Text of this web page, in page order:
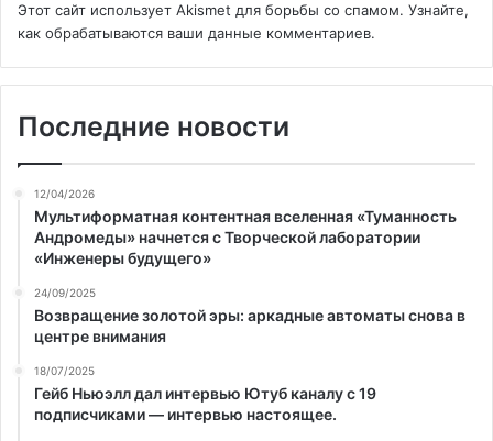
Этот сайт использует Akismet для борьбы со спамом. Узнайте,
как обрабатываются ваши данные комментариев.
Последние новости
12/04/2026
Мультиформатная контентная вселенная «Туманность
Андромеды» начнется с Творческой лаборатории
«Инженеры будущего»
24/09/2025
Возвращение золотой эры: аркадные автоматы снова в
центре внимания
18/07/2025
Гейб Ньюэлл дал интервью Ютуб каналу с 19
подписчиками — интервью настоящее.